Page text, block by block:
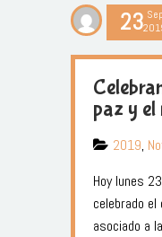
23 Sep
paz y el
2019,
Hoy lunes
celebrado el
asociado a